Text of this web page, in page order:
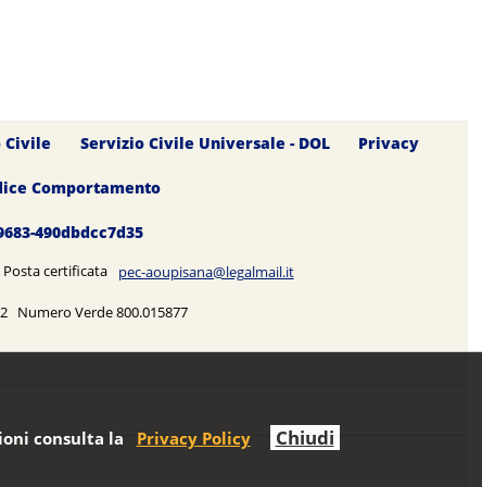
Civile Servizio Civile Universale - DOL Privacy
Comportamento
490dbdcc7d35
Posta certificata pec-aoupisana@legalmail.it
Numero Verde 800.015877
consulta la Privacy Policy Chiudi